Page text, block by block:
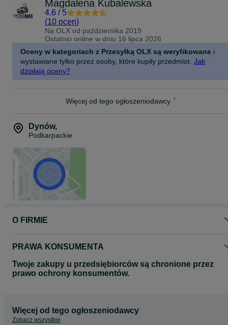
oleju, wziernik
- elastyczne rozwiązania odprowadzania powrotu oleju (bok lub
góra),
- uniwersalna flansza do montażu rozdzielaczy popularnych marek.
Zbiornik idealny dla serwisów i warsztatów zajmujących się
montażem zabudów wywrotowych oraz systemów przesuwnej
podłogi, poszukujących solidnego, uniwersalnego komponentu
hydraulicznego.
Magdalena Kubalewska
4.6 / 5
(10 ocen)
Na OLX od października 2019
Ostatnio online w dniu 16 lipca 2026
Oceny w kategoriach z Przesyłką OLX są weryfikowane i
wystawiane tylko przez osoby, które kupiły przedmiot. Jak
działają oceny?
Więcej od tego ogłoszeniodawcy
Dynów,
Podkarpackie
O FIRMIE
PRAWA KONSUMENTA
Twoje zakupy u przedsiębiorców są chronione przez
prawo ochrony konsumentów.
Więcej od tego ogłoszeniodawcy
Zobacz wszystkie